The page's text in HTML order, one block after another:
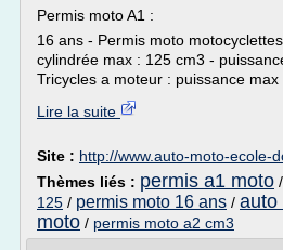
Permis moto A1 :
16 ans - Permis moto
cylindrée max : 125 cm3 -
Tricycles a moteur : puissance max
Lire la suite
Site : http://www.auto-moto-ecole-
Thèmes liés : permis a1 moto /
125 / permis moto 16 ans / auto
moto / permis moto a2 cm3